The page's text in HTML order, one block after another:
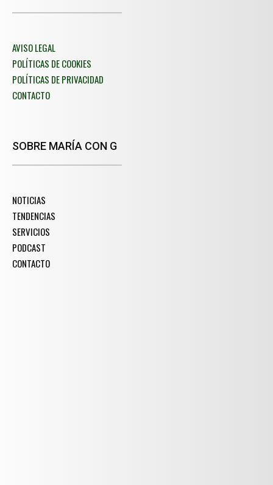
AVISO LEGAL
POLÍTICAS DE COOKIES
POLÍTICAS DE PRIVACIDAD
CONTACTO
SOBRE MARÍA CON G
NOTICIAS
TENDENCIAS
SERVICIOS
PODCAST
CONTACTO